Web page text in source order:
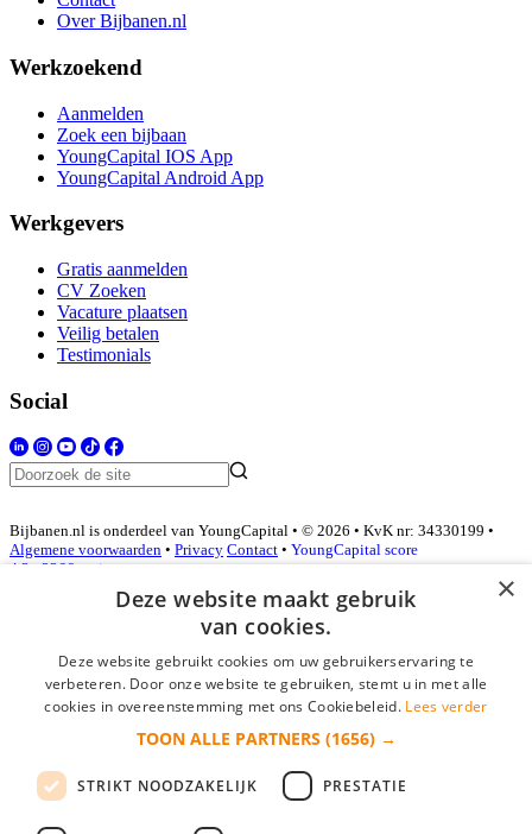
Over Bijbanen.nl
Werkzoekend
Aanmelden
Zoek een bijbaan
YoungCapital IOS App
YoungCapital Android App
Werkgevers
Gratis aanmelden
CV Zoeken
Vacature plaatsen
Veilig betalen
Testimonials
Social
Bijbanen.nl is onderdeel van YoungCapital • © 2026 • KvK nr: 34330199 •
Algemene voorwaarden • Privacy Contact • YoungCapital score
4.3 - 3366 reviews
Inloggen als bedrijf
*
login gegevens onthouden
×
Deze website maakt gebruik
van cookies.
Deze website gebruikt cookies om uw gebruikerservaring te
verbeteren. Door onze website te gebruiken, stemt u in met alle
cookies in overeenstemming met ons Cookiebeleid. Lees verder
TOON ALLE PARTNERS (1656) →
STRIKT NOODZAKELIJK PRESTATIE